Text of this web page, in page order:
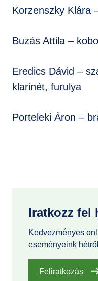
Korzenszky Klára
Buzás Attila –
Eredics Dávid –
klarinét, furulya
Porteleki Áron –
Iratkozz fel
Kedvezményes
eseményeink
Feliratkozás